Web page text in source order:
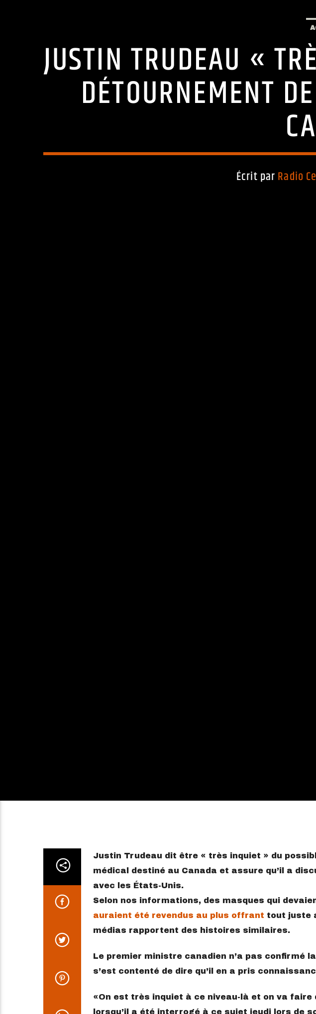
JUSTIN TRUDEAU «
DÉTOURNEMENT
Écrit par Radio
Justin Trudeau dit être « très inquiet » du
médical destiné au Canada et assure qu’il a
avec les États-Unis.
Selon nos informations, des masques qui
auraient été revendus au plus offrant tout juste
médias rapportent des histoires similaires.
Le premier ministre canadien n’a pas confirmé
s’est contenté de dire qu’il en a pris
On est très inquiet à ce niveau-là et on va faire
lorsqu’il a été interrogé à ce sujet jeudi lors de